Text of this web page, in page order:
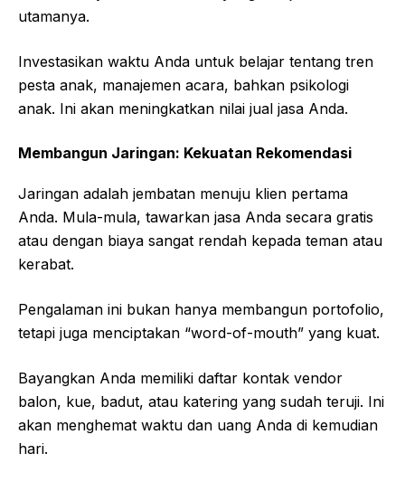
utamanya.
Investasikan waktu Anda untuk belajar tentang tren
pesta anak, manajemen acara, bahkan psikologi
anak. Ini akan meningkatkan nilai jual jasa Anda.
Membangun Jaringan: Kekuatan Rekomendasi
Jaringan adalah jembatan menuju klien pertama
Anda. Mula-mula, tawarkan jasa Anda secara gratis
atau dengan biaya sangat rendah kepada teman atau
kerabat.
Pengalaman ini bukan hanya membangun portofolio,
tetapi juga menciptakan “word-of-mouth” yang kuat.
Bayangkan Anda memiliki daftar kontak vendor
balon, kue, badut, atau katering yang sudah teruji. Ini
akan menghemat waktu dan uang Anda di kemudian
hari.